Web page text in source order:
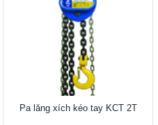
Pa lăng xích kéo tay KCT 2T